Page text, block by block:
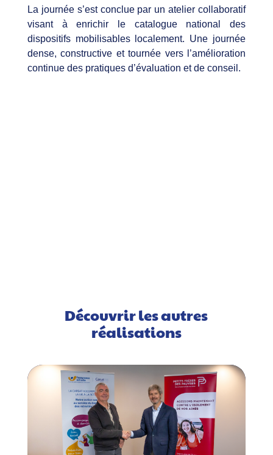
La journée s’est conclue par un atelier collaboratif
visant à enrichir le catalogue national des
dispositifs mobilisables localement. Une journée
dense, constructive et tournée vers l’amélioration
continue des pratiques d’évaluation et de conseil.
Découvrir les autres
réalisations